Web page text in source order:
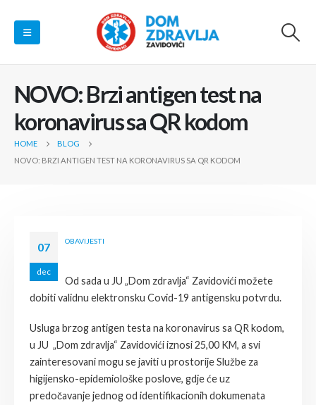
NOVO: Brzi antigen test na
koronavirus sa QR kodom
HOME
BLOG
NOVO: BRZI ANTIGEN TEST NA KORONAVIRUS SA QR KODOM
07
dec
OBAVIJESTI
Od sada u JU „Dom zdravlja“ Zavidovići možete
dobiti validnu elektronsku Covid-19 antigensku potvrdu.
Usluga brzog antigen testa na koronavirus sa QR kodom,
u JU „Dom zdravlja“ Zavidovići iznosi 25,00 KM, a svi
zainteresovani mogu se javiti u prostorije Službe za
higijensko-epidemiološke poslove, gdje će uz
predočavanje jednog od identifikacionih dokumenata